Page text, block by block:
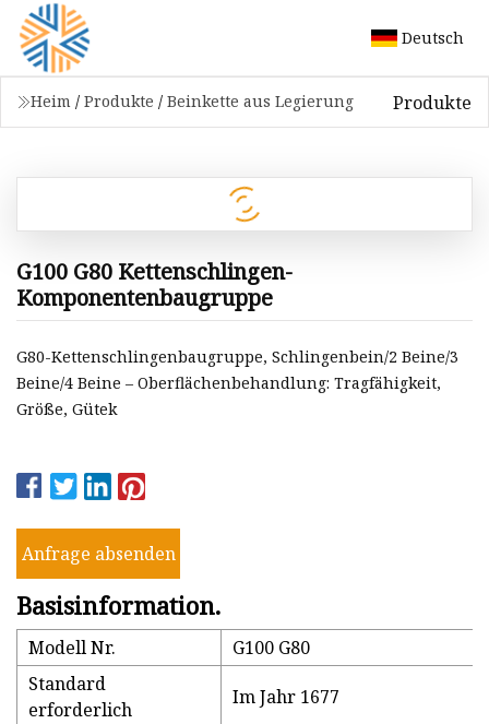
Deutsch
Heim / Produkte / Beinkette aus Legierung Produkte
G100 G80 Kettenschlingen-
Komponentenbaugruppe
G80-Kettenschlingenbaugruppe, Schlingenbein/2 Beine/3
Beine/4 Beine – Oberflächenbehandlung: Tragfähigkeit,
Größe, Gütek
Anfrage absenden
Basisinformation.
Modell Nr.
G100 G80
Standard
erforderlich
Im Jahr 1677